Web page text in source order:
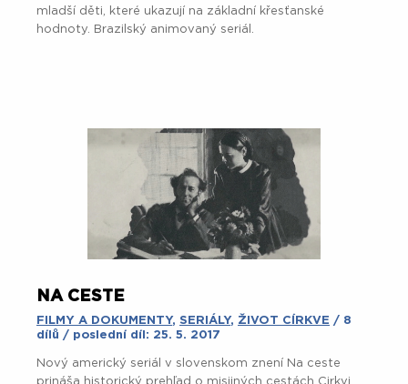
mladší děti, které ukazují na základní křesťanské
hodnoty. Brazilský animovaný seriál.
NA CESTE
FILMY A DOKUMENTY, SERIÁLY, ŽIVOT CÍRKVE / 8
dílů / poslední díl: 25. 5. 2017
Nový americký seriál v slovenskom znení Na ceste